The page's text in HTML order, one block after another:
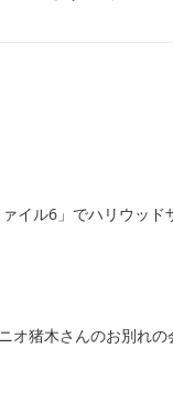
イル6」でハリウッド
オ猪木さんのお別れ